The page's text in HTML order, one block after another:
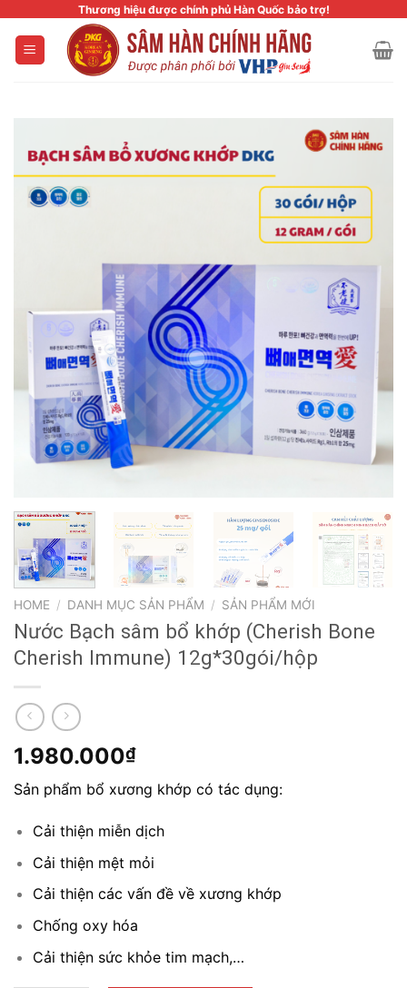
content
Thương hiệu được chính phủ Hàn Quốc bảo trợ!
HOME / DANH MỤC SẢN PHẨM / SẢN PHẨM MỚI
Nước Bạch sâm bổ khớp (Cherish Bone
Cherish Immune) 12g*30gói/hộp
1.980.000₫
Sản phẩm bổ xương khớp có tác dụng:
Cải thiện miễn dịch
Cải thiện mệt mỏi
Cải thiện các vấn đề về xương khớp
Chống oxy hóa
Cải thiện sức khỏe tim mạch,…